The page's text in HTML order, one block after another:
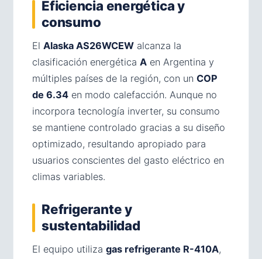
Eficiencia energética y
consumo
El Alaska AS26WCEW alcanza la
clasificación energética A en Argentina y
múltiples países de la región, con un COP
de 6.34 en modo calefacción. Aunque no
incorpora tecnología inverter, su consumo
se mantiene controlado gracias a su diseño
optimizado, resultando apropiado para
usuarios conscientes del gasto eléctrico en
climas variables.
Refrigerante y
sustentabilidad
El equipo utiliza gas refrigerante R-410A,